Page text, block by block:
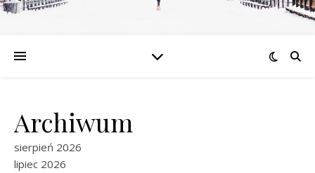
Archiwum
sierpień 2026
lipiec 2026